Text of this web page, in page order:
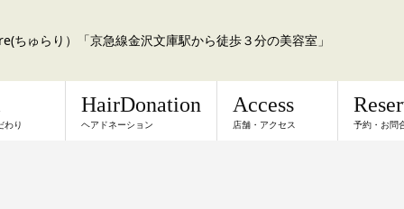
ちゅらり）「京急線金沢文庫駅から徒歩３分の美容室」
わり
HairDonation
ヘアドネーション
Access
店舗・アクセス 予約・お問